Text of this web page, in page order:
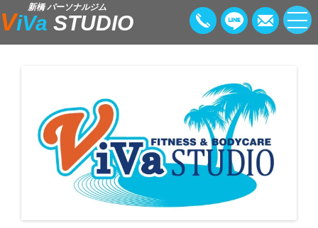
新橋 パーソナルジム
ViVa STUDIO